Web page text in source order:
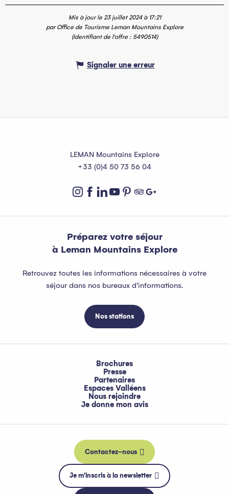
Mis à jour le 23 juillet 2024 à 17:21
par Office de Tourisme Leman Mountains Explore
(Identifiant de l'offre : 5490514)
Signaler une erreur
LEMAN Mountains Explore
+33 (0)4 50 73 56 04
Préparez votre séjour
à Leman Mountains Explore
Retrouvez toutes les informations nécessaires à votre
séjour dans nos bureaux d'informations.
Nos stations
Brochures
Presse
Partenaires
Espaces Valléens
Nous rejoindre
Je donne mon avis
Contactez-nous
Je m'inscris à la newsletter